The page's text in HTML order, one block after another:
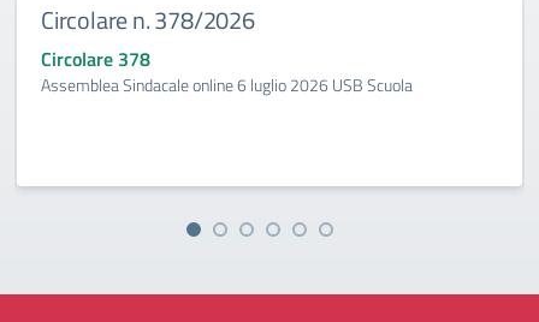
Circolare n. 378/2026
Circolare 378
Assemblea Sindacale online 6 luglio 2026 USB Scuola